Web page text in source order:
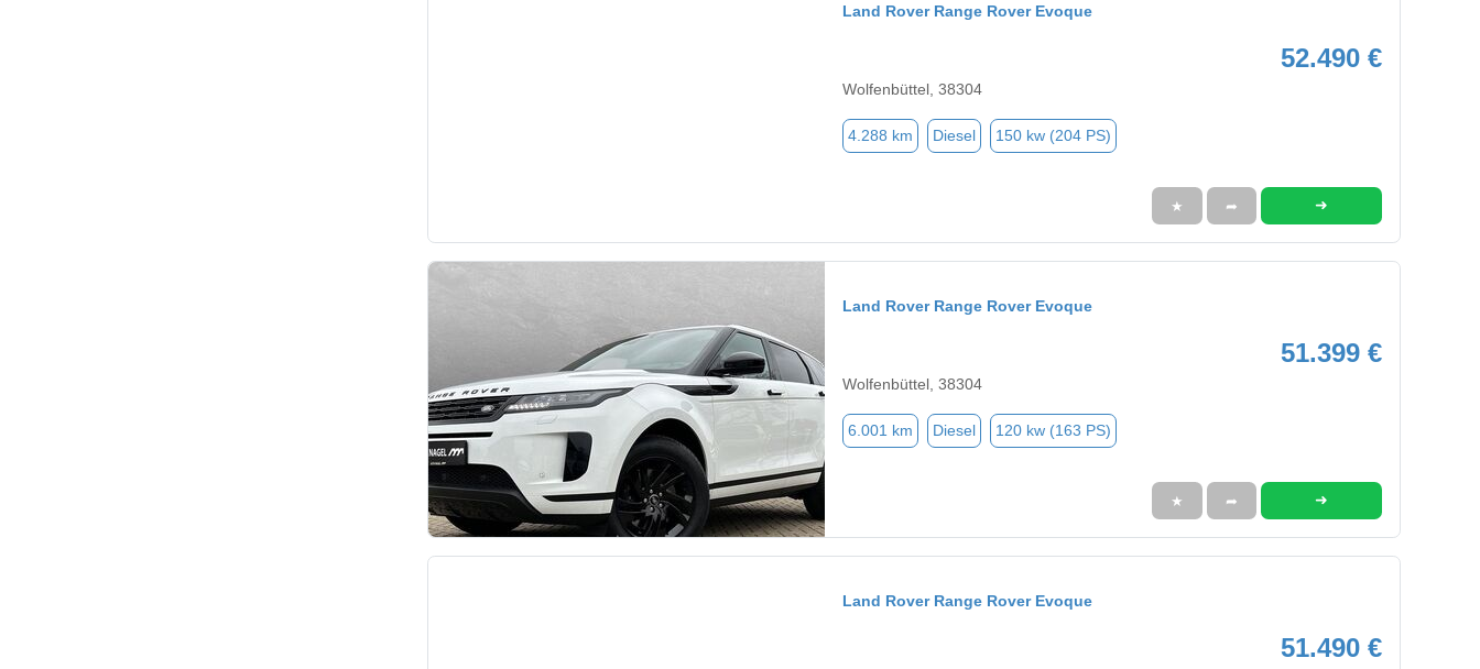
Land Rover Range Rover Evoque
52.490 €
Wolfenbüttel, 38304
4.288 km Diesel 150 kw (204 PS)
★ ➦ ➜
Land Rover Range Rover Evoque
51.399 €
Wolfenbüttel, 38304
6.001 km Diesel 120 kw (163 PS)
★ ➦ ➜
Land Rover Range Rover Evoque
51.490 €